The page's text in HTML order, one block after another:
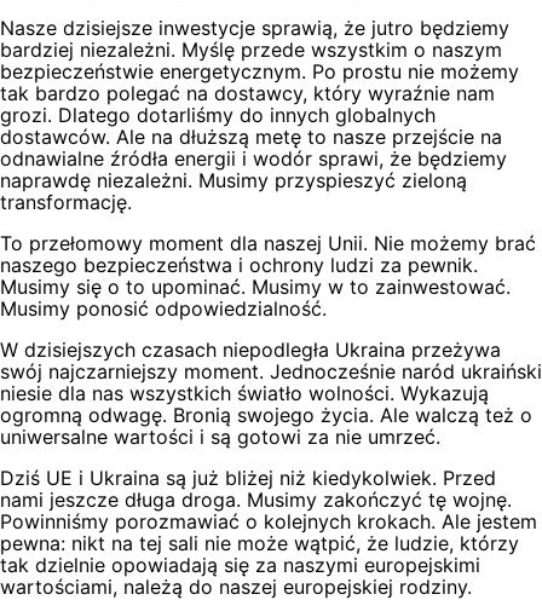
Nasze dzisiejsze inwestycje sprawią, że jutro będziemy
bardziej niezależni. Myślę przede wszystkim o naszym
bezpieczeństwie energetycznym. Po prostu nie możemy
tak bardzo polegać na dostawcy, który wyraźnie nam
grozi. Dlatego dotarliśmy do innych globalnych
dostawców. Ale na dłuższą metę to nasze przejście na
odnawialne źródła energii i wodór sprawi, że będziemy
naprawdę niezależni. Musimy przyspieszyć zieloną
transformację.
To przełomowy moment dla naszej Unii. Nie możemy brać
naszego bezpieczeństwa i ochrony ludzi za pewnik.
Musimy się o to upominać. Musimy w to zainwestować.
Musimy ponosić odpowiedzialność.
W dzisiejszych czasach niepodległa Ukraina przeżywa
swój najczarniejszy moment. Jednocześnie naród ukraiński
niesie dla nas wszystkich światło wolności. Wykazują
ogromną odwagę. Bronią swojego życia. Ale walczą też o
uniwersalne wartości i są gotowi za nie umrzeć.
Dziś UE i Ukraina są już bliżej niż kiedykolwiek. Przed
nami jeszcze długa droga. Musimy zakończyć tę wojnę.
Powinniśmy porozmawiać o kolejnych krokach. Ale jestem
pewna: nikt na tej sali nie może wątpić, że ludzie, którzy
tak dzielnie opowiadają się za naszymi europejskimi
wartościami, należą do naszej europejskiej rodziny.